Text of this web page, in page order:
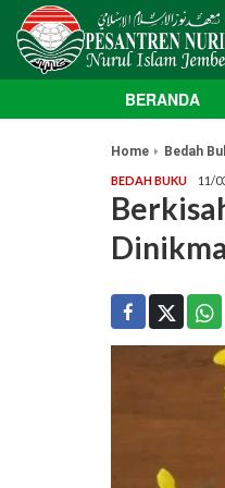
BERANDA
Home Bedah
BEDAH BUKU 11/